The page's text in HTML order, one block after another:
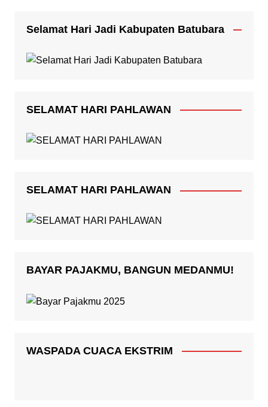
Selamat Hari Jadi Kabupaten Batubara
SELAMAT HARI PAHLAWAN
SELAMAT HARI PAHLAWAN
BAYAR PAJAKMU, BANGUN MEDANMU!
WASPADA CUACA EKSTRIM